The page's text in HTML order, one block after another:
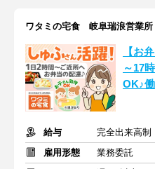
ワタミの宅食 岐阜瑞浪営業所
【お
～17
OK♪
給与
完全出来高制
雇用形態
業務委託